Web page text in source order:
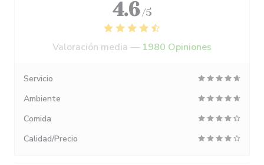
4.6 /5
Valoración media — 1980 Opiniones
Servicio
Ambiente
Comida
Calidad/Precio